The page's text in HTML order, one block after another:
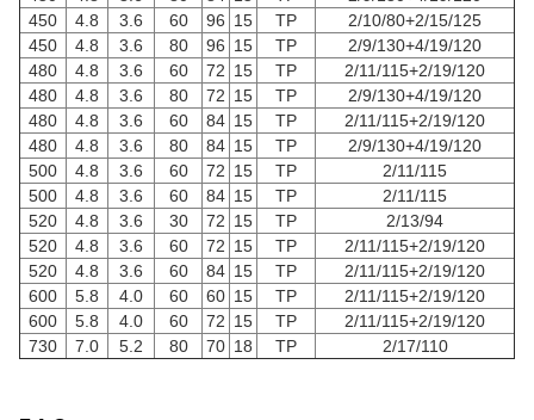
450
4.8 3.6 60 96 15 TP
2/10/80+2/15/125
450
4.8 3.6 80 96 15 TP
2/9/130+4/19/120
480
4.8 3.6 60 72 15 TP
2/11/115+2/19/120
480
4.8 3.6 80 72 15 TP
2/9/130+4/19/120
480
4.8 3.6 60 84 15 TP
2/11/115+2/19/120
480
4.8 3.6 80 84 15 TP
2/9/130+4/19/120
500
4.8 3.6 60 72 15 TP
2/11/115
500
4.8 3.6 60 84 15 TP
2/11/115
520
4.8 3.6 30 72 15 TP
2/13/94
520
4.8 3.6 60 72 15 TP
2/11/115+2/19/120
520
4.8 3.6 60 84 15 TP
2/11/115+2/19/120
600
5.8 4.0 60 60 15 TP
2/11/115+2/19/120
600
5.8 4.0 60 72 15 TP
2/11/115+2/19/120
730
7.0 5.2 80 70 18 TP 2/17/110